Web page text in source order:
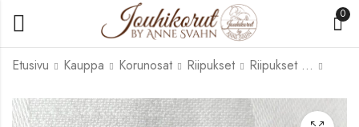
0
Etusivu Kauppa Korunosat Riipukset Riipukset rst
Rannekoru Otava
Sormus Kajo